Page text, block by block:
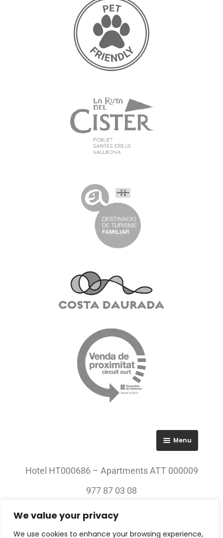
We value your privacy
We use cookies to enhance your browsing experience,
Menu
Hotel HT000686 – Apartments ATT 000009
977 87 03 08
© 2023 All rights Reserved. Villa Engràcia